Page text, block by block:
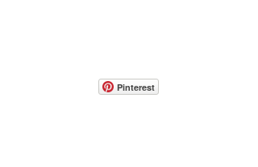
Pinterest